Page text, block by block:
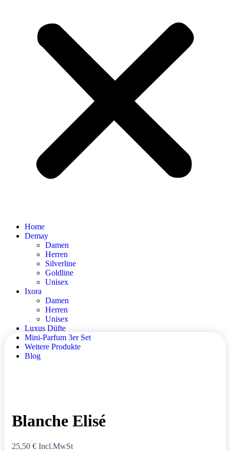
Home
Demay
Damen
Herren
Silverline
Goldline
Unisex
Ixora
Damen
Herren
Unisex
Luxus Düfte
Mini-Parfum 3er Set
Weitere Produkte
Blog
Blanche Elisé
25,50 € Incl.MwSt